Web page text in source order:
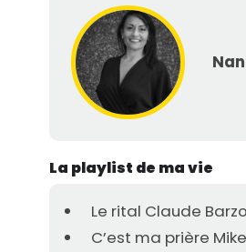
La playlist de ma vie
Le rital Claude
C’est ma prière